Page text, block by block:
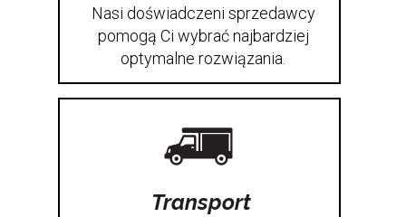
Nasi doświadczeni sprzedawcy
pomogą Ci wybrać najbardziej
optymalne rozwiązania.
Transport